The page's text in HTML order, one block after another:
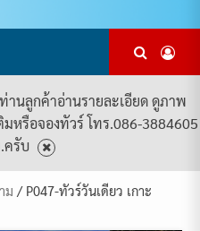
านลูกค้าอ่านรายละเอียด ดูภาพ
หรือจองทัวร์ โทร.086-3884605
ครับ
ม / P047-ทัวร์วันเดียว เกาะ